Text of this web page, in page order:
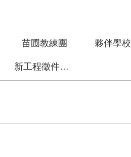
苗圃教練團 夥伴學校
新工程徵件專區